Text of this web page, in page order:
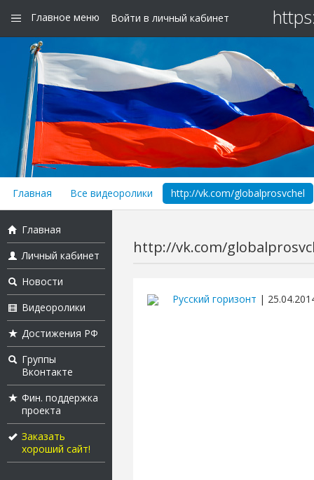
Главное меню Войти в личный кабинет
Главная Все видеоролики http://vk.com/globalprosvchel
Главная
Личный кабинет
Новости
Видеоролики
Достижения РФ
Группы
Вконтакте
Фин. поддержка
проекта
Заказать
хороший сайт!
http://vk.com/
Русский горизонт |